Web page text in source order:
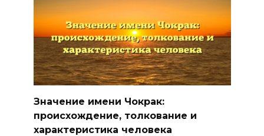
Значение имени Чокрак:
происхождение, толкование и
характеристика человека